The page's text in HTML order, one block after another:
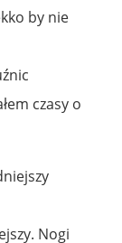
by nie
czasy o
Nogi